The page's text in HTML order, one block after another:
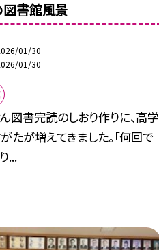
図書館風景
01/30
01/30
図書完読のしおり作りに、高学
たが増えてきました。「何回で
...